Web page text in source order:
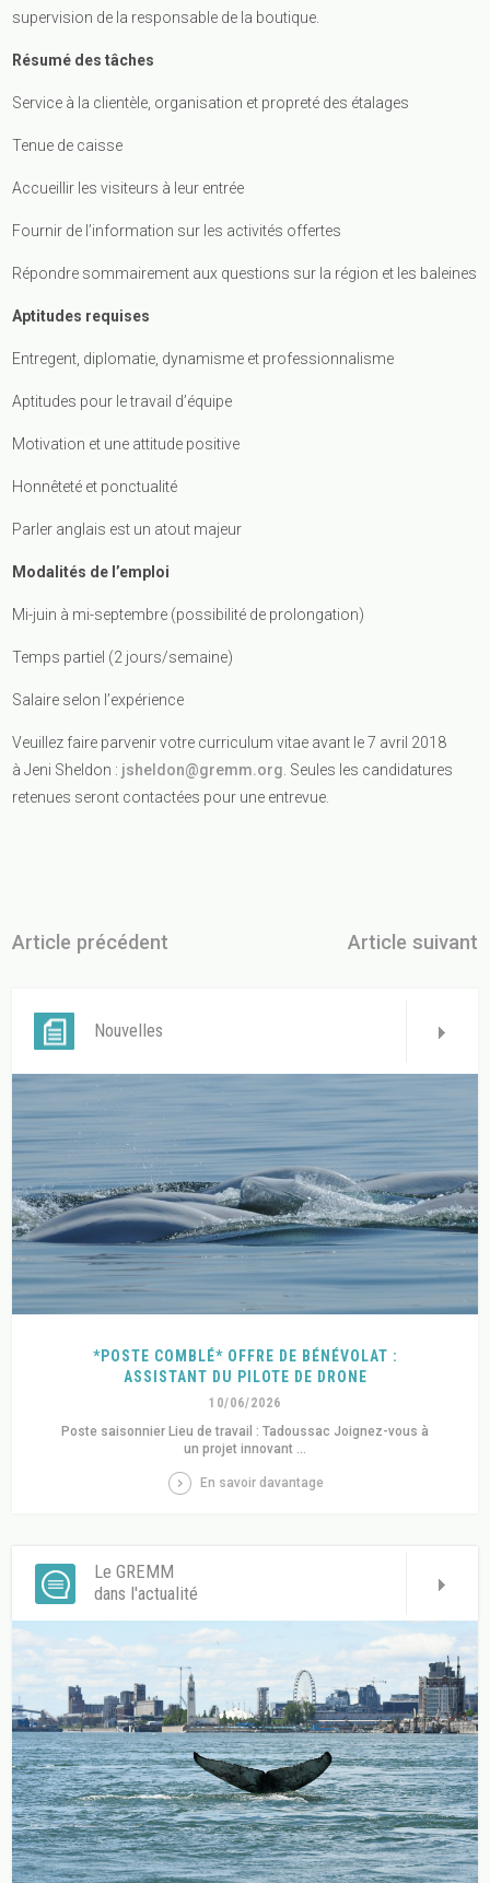
supervision de la responsable de la boutique.
Résumé des tâches
Service à la clientèle, organisation et propreté des étalages
Tenue de caisse
Accueillir les visiteurs à leur entrée
Fournir de l’information sur les activités offertes
Répondre sommairement aux questions sur la région et les baleines
Aptitudes requises
Entregent, diplomatie, dynamisme et professionnalisme
Aptitudes pour le travail d’équipe
Motivation et une attitude positive
Honnêteté et ponctualité
Parler anglais est un atout majeur
Modalités de l’emploi
Mi-juin à mi-septembre (possibilité de prolongation)
Temps partiel (2 jours/semaine)
Salaire selon l’expérience
Veuillez faire parvenir votre curriculum vitae avant le 7 avril 2018
à Jeni Sheldon : jsheldon@gremm.org . Seules les candidatures
retenues seront contactées pour une entrevue.
Article précédent Article suivant
Nouvelles
*POSTE COMBLÉ* OFFRE DE BÉNÉVOLAT :
ASSISTANT DU PILOTE DE DRONE
10/06/2026
Poste saisonnier Lieu de travail : Tadoussac Joignez-vous à
un projet innovant ...
En savoir davantage
Le GREMM
dans l'actualité